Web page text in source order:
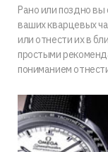
Рано или поздно вы
ваших кварцевых
или отнести их в
простыми
пониманием